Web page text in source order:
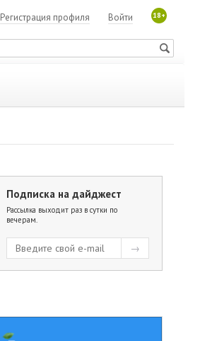
18+
Войти
Регистрация профиля
Подписка на дайджест
Рассылка выходит раз в сутки по
вечерам.